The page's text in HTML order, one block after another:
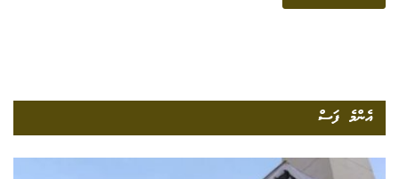
އެންމެ ފަސް